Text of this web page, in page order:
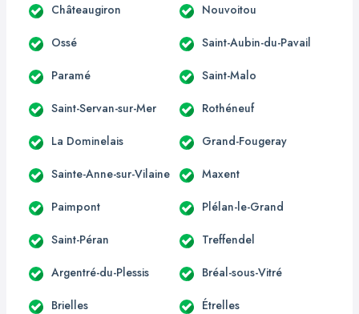
Châteaugiron Nouvoitou
Ossé Saint-Aubin-du-Pavail
Paramé Saint-Malo
Saint-Servan-sur-Mer Rothéneuf
La Dominelais Grand-Fougeray
Sainte-Anne-sur-Vilaine Maxent
Paimpont Plélan-le-Grand
Saint-Péran Treffendel
Argentré-du-Plessis Bréal-sous-Vitré
Brielles Étrelles